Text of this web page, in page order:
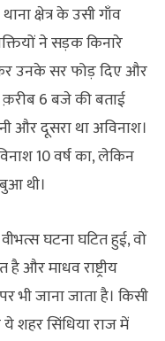
क्षेत्र के उसी गाँव
ने सड़क किनारे
उनके सर फोड़ दिए और
क़रीब 6 बजे की बताई
और दूसरा था अविनाश।
10 वर्ष का, लेकिन
थी।
घटना घटित हुई, वो
और माधव राष्ट्रीय
भी जाना जाता है। किसी
शहर सिंधिया राज में